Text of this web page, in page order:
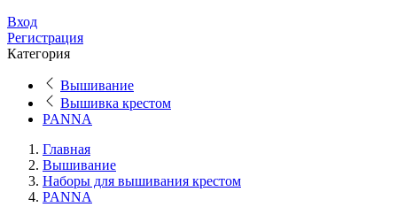
Вход
Регистрация
Категория
Вышивание
Вышивка крестом
PANNA
Главная
Вышивание
Наборы для вышивания крестом
PANNA